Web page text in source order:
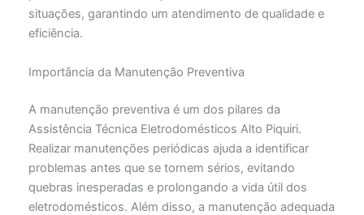
situações, garantindo um atendimento de qualidade e
eficiência.
Importância da Manutenção Preventiva
A manutenção preventiva é um dos pilares da
Assistência Técnica Eletrodomésticos Alto Piquiri.
Realizar manutenções periódicas ajuda a identificar
problemas antes que se tornem sérios, evitando
quebras inesperadas e prolongando a vida útil dos
eletrodomésticos. Além disso, a manutenção adequada